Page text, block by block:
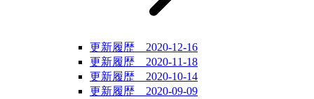
更新履歴 2020-12-16
更新履歴 2020-11-18
更新履歴 2020-10-14
更新履歴 2020-09-09